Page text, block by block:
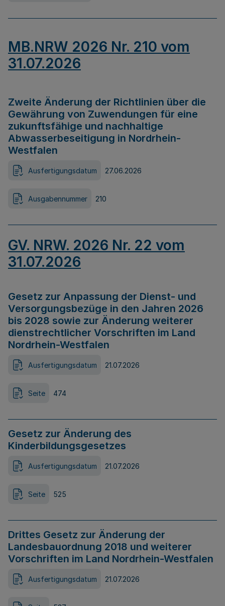
MB.NRW 2026 Nr. 210 vom
31.07.2026
Zweite Änderung der Richtlinien über die
Gewährung von Zuwendungen für eine
zukunftsfähige und nachhaltige
Abwasserbeseitigung in Nordrhein-
Westfalen
Ausfertigungsdatum 27.06.2026
Ausgabennummer 210
GV. NRW. 2026 Nr. 22 vom
31.07.2026
Gesetz zur Anpassung der Dienst- und
Versorgungsbezüge in den Jahren 2026
bis 2028 sowie zur Änderung weiterer
dienstrechtlicher Vorschriften im Land
Nordrhein-Westfalen
Ausfertigungsdatum 21.07.2026
Seite 474
Gesetz zur Änderung des
Kinderbildungsgesetzes
Ausfertigungsdatum 21.07.2026
Seite 525
Drittes Gesetz zur Änderung der
Landesbauordnung 2018 und weiterer
Vorschriften im Land Nordrhein-Westfalen
Ausfertigungsdatum 21.07.2026